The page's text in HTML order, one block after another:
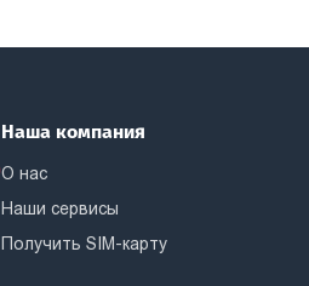
Наша компания
О нас
Наши сервисы
Получить SIM-карту